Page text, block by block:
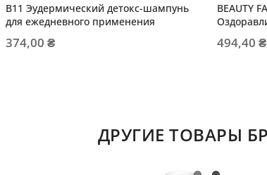
B11 Эудермический детокс-шампунь
для ежедневного применения
374,00 ₴
BEAUTY
494,40 ₴
ДРУГИЕ ТОВАРЫ